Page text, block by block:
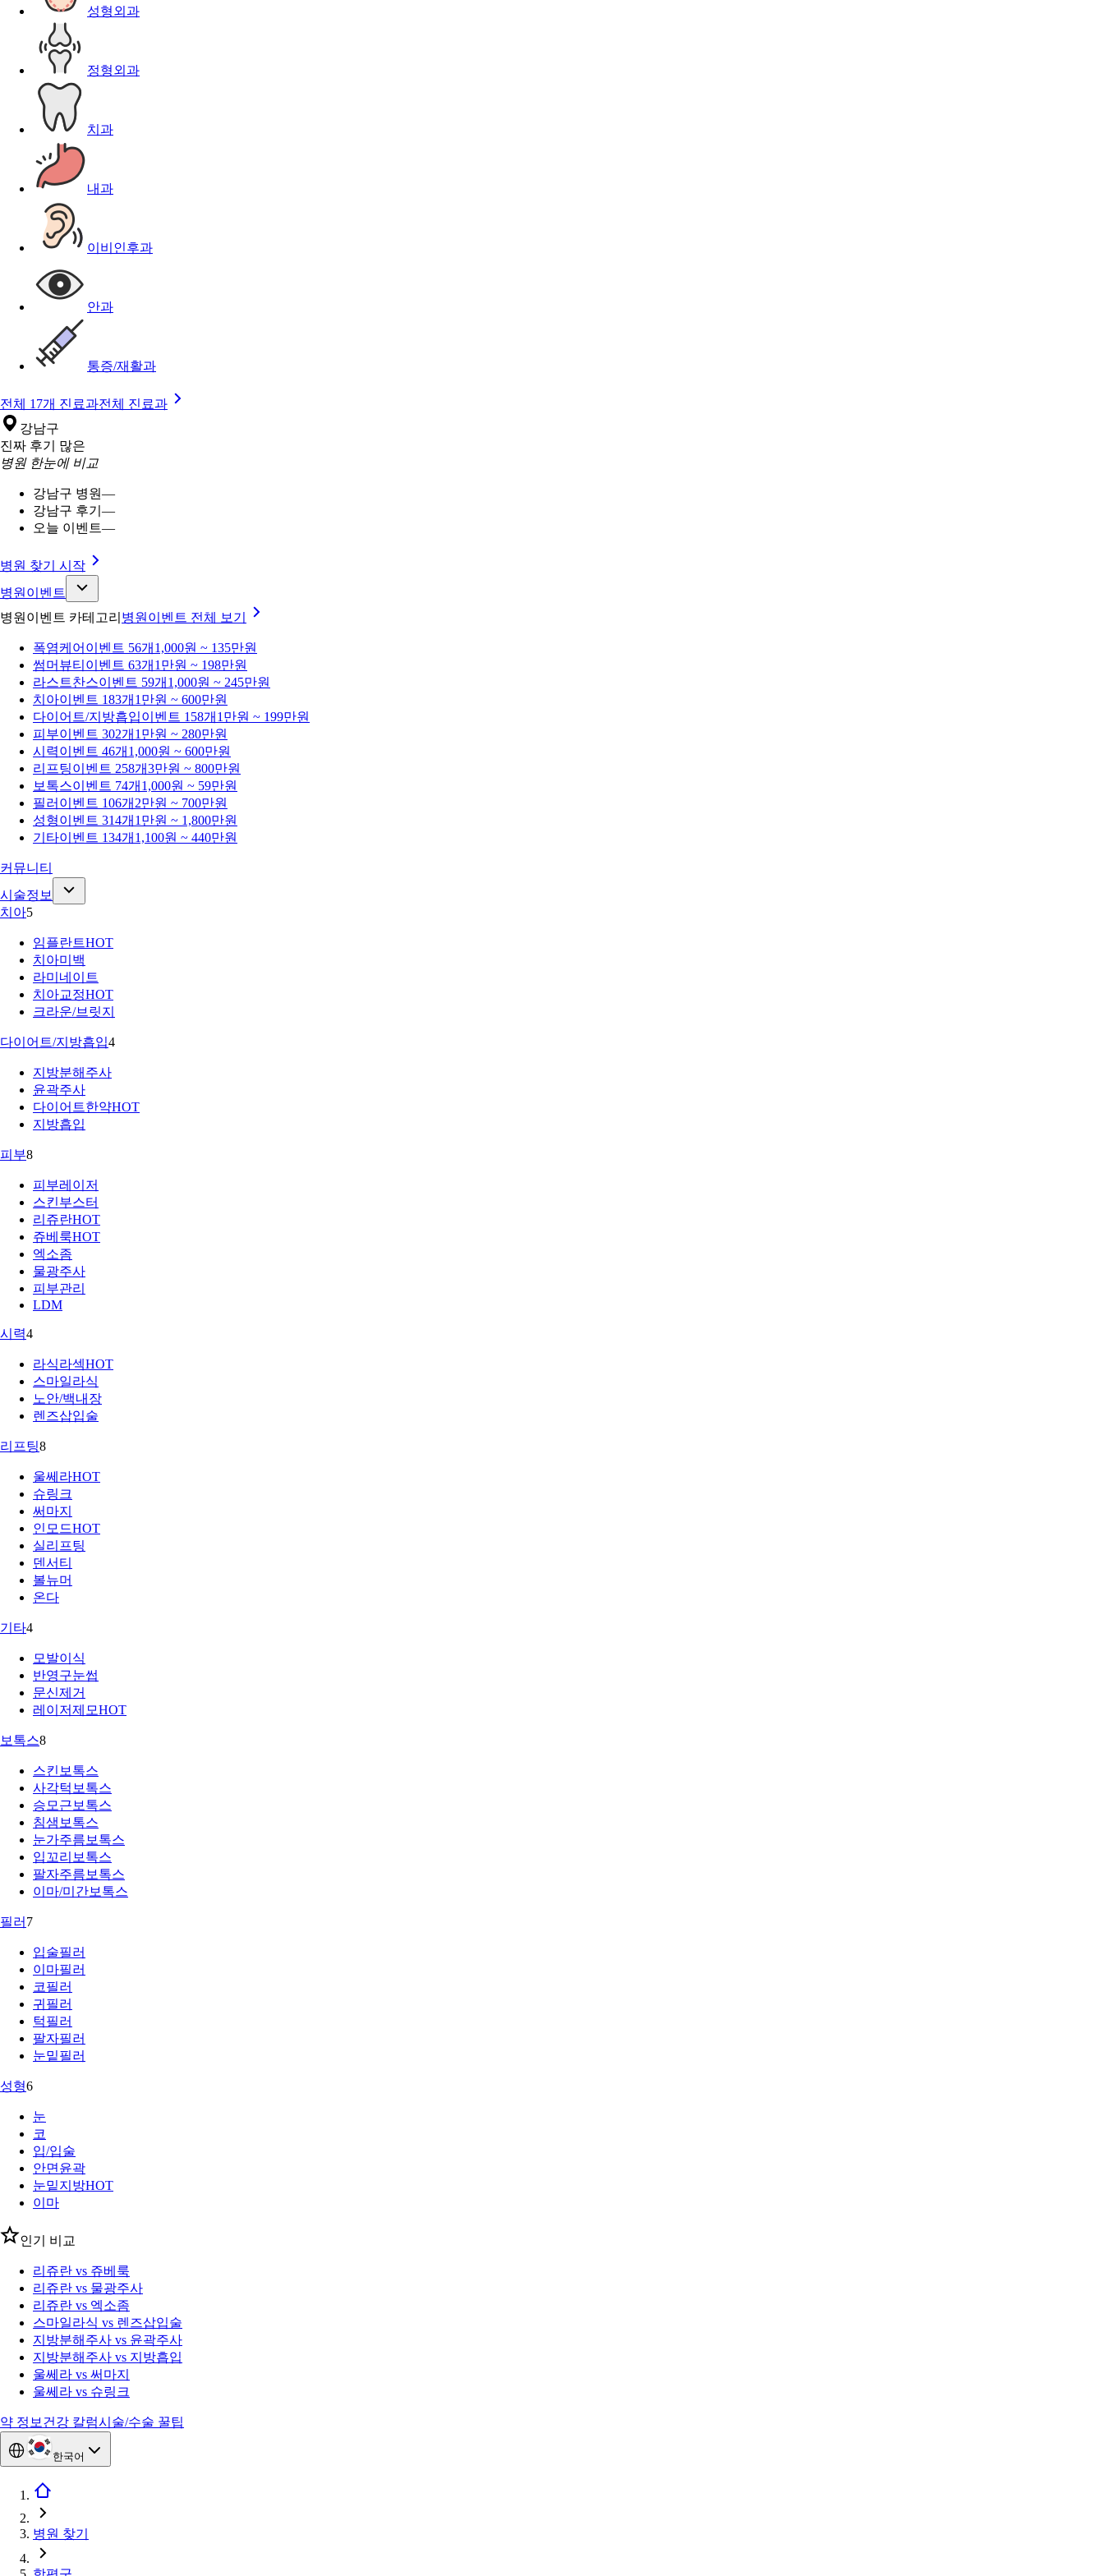
성형외과
정형외과
치과
내과
이비인후과
안과
통증/재활과
전체 17개 진료과전체 진료과
강남구
진짜 후기 많은
병원 한눈에 비교
강남구 병원—
강남구 후기 —
오늘 이벤트—
병원 찾기 시작
병원이벤트
병원이벤트 카테고리 병원이벤트 전체 보기
폭염케어 이벤트 56개 1,000원 ~ 135만원
썸머뷰티 이벤트 63개 1만원 ~ 198만원
라스트찬스이벤트 59개 1,000원 ~ 245만원
치아이벤트 183개 1만원 ~ 600만원
다이어트/지방흡입이벤트 158개 1만원 ~ 199만원
피부이벤트 302개 1만원 ~ 280만원
시력이벤트 46개 1,000원 ~ 600만원
리프팅이벤트 258개3만원 ~ 800만원
보톡스이벤트 74개 1,000원 ~ 59만원
필러 이벤트 106개 2만원 ~ 700만원
성형이벤트 314개 1만원 ~ 1,800만원
기타이벤트 134개 1,100원 ~ 440만원
커뮤니티
시술정보
치아5
임플란트HOT
치아미백
라미네이트
치아교정HOT
크라운/브릿지
다이어트/지방흡입4
지방분해주사
윤곽주사
다이어트한약HOT
지방흡입
피부8
피부레이저
스킨부스터
리쥬란HOT
쥬베룩HOT
엑소좀
물광주사
피부관리
LDM
시력4
라식라섹HOT
스마일라식
노안/백내장
렌즈삽입술
리프팅8
울쎄라HOT
슈링크
써마지
인모드HOT
실리프팅
덴서티
볼뉴머
온다
기타4
모발이식
반영구눈썹
문신제거
레이저제모HOT
보톡스8
스킨보톡스
사각턱보톡스
승모근보톡스
침샘보톡스
눈가주름보톡스
입꼬리보톡스
팔자주름보톡스
이마/미간보톡스
필러 7
입술필러
이마필러
코필러
귀필러
턱필러
팔자필러
눈밑필러
성형6
눈
코
입/입술
안면윤곽
눈밑지방HOT
이마
인기 비교
리쥬란 vs 쥬베룩
리쥬란 vs 물광주사
리쥬란 vs 엑소좀
스마일라식 vs 렌즈삽입술
지방분해주사 vs 윤곽주사
지방분해주사 vs 지방흡입
울쎄라 vs 써마지
울쎄라 vs 슈링크
약 정보 건강 칼럼시술/수술 꿀팁
한국어
병원 찾기